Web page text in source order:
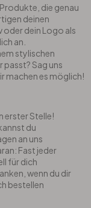
die genau
deinen
oder dein Logo als
an.
stylischen
passt? Sag uns
machen es möglich!
erster Stelle!
du
an uns
Fast jeder
für dich
wenn du dir
bestellen